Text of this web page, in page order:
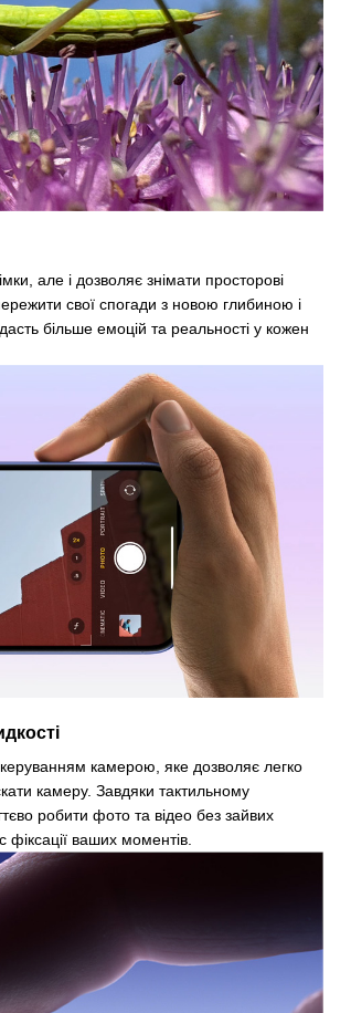
але і дозволяє знімати просторові
свої спогади з новою глибиною і
більше емоцій та реальності у кожен
камерою, яке дозволяє легко
камеру. Завдяки тактильному
робити фото та відео без зайвих
ваших моментів.